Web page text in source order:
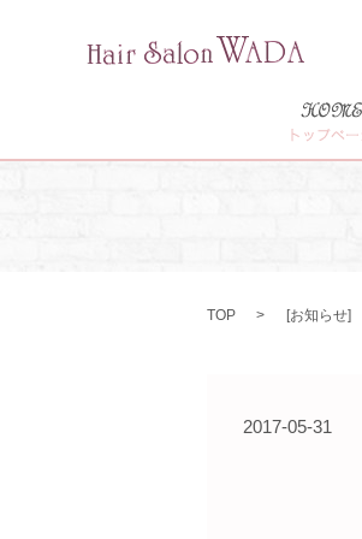
HOME
TOP [お知らせ]
2017-05-31